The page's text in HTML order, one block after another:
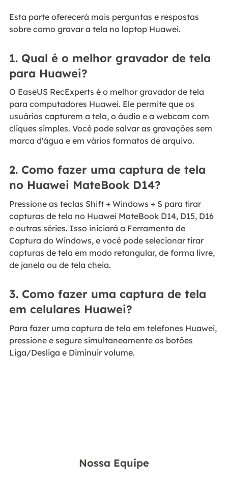
Esta parte oferecerá mais perguntas e respostas
sobre como gravar a tela no laptop Huawei.
1. Qual é o melhor gravador de tela
para Huawei?
O EaseUS RecExperts é o melhor gravador de tela
para computadores Huawei. Ele permite que os
usuários capturem a tela, o áudio e a webcam com
cliques simples. Você pode salvar as gravações sem
marca d'água e em vários formatos de arquivo.
2. Como fazer uma captura de tela
no Huawei MateBook D14?
Pressione as teclas Shift + Windows + S para tirar
capturas de tela no Huawei MateBook D14, D15, D16
e outras séries. Isso iniciará a Ferramenta de
Captura do Windows, e você pode selecionar tirar
capturas de tela em modo retangular, de forma livre,
de janela ou de tela cheia.
3. Como fazer uma captura de tela
em celulares Huawei?
Para fazer uma captura de tela em telefones Huawei,
pressione e segure simultaneamente os botões
Liga/Desliga e Diminuir volume.
Nossa Equipe